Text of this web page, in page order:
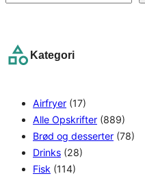
e
c
Kategori
Airfryer (17)
Alle Opskrifter (889)
Brød og desserter (78)
Drinks (28)
Fisk (114)